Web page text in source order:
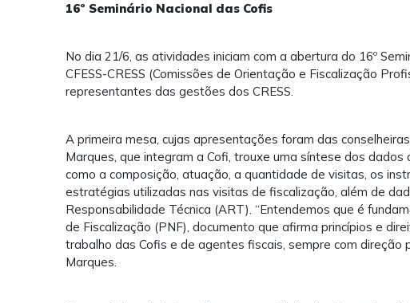
16º Seminário Nacional das Cofis
No dia 21/6, as atividades iniciam com a abertura do 16º
CFESS-CRESS (Comissões de Orientação e Fiscalização
representantes das gestões dos CRESS.
A primeira mesa, cujas apresentações foram das
Marques, que integram a Cofi, trouxe uma síntese dos dados
como a composição, atuação, a quantidade de visitas, os
estratégias utilizadas nas visitas de fiscalização, além de
Responsabilidade Técnica (ART). “Entendemos que é
de Fiscalização (PNF), documento que afirma princípios e
trabalho das Cofis e de agentes fiscais, sempre com direção
Marques.